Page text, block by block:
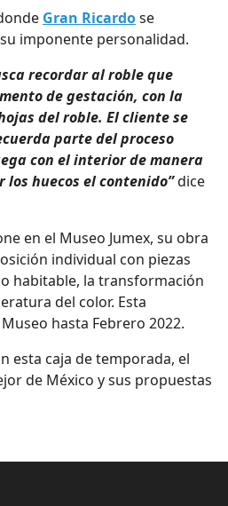
Gran Ricardose
imponente personalidad.
recordar al roble que
de gestación, con la
del roble. El cliente se
parte del proceso
con el interior de manera
huecos el contenido”dice
en el Museo Jumex, su obra
individual con piezas
habitable, la transformación
del color. Esta
hasta Febrero 2022.
esta caja de temporada, el
de México y sus propuestas